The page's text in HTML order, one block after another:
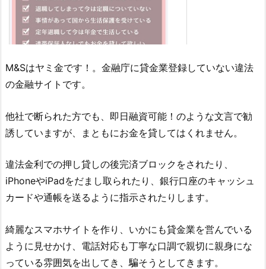
M&Sはヤミ金です！。金融庁に貸金業登録していない違法
の金融サイトです。
他社で断られた方でも、即日融資可能！のような文言で勧
誘していますが、まともにお金を貸してはくれません。
違法金利での押し貸しの後完済ブロックをされたり、
iPhoneやiPadをだまし取られたり、銀行口座のキャッシュ
カードや通帳を送るように指示されたりします。
綺麗なスマホサイトを作り、いかにも貸金業を営んでいる
ように見せかけ、電話対応も丁寧な口調で親切に親身にな
っている雰囲気を出してき、騙そうとしてきます。